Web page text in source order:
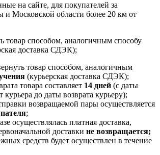
на сайте, для покупателей за
Московской области более 20 км от
товар способом, аналогичным способу
доставка СДЭК);
товар способом, аналогичным
(курьерская доставка СДЭК);
товара составляет 14 дней (с даты
курьера до даты возврата курьеру);
возвращаемой пары осуществляется
;
осуществлялась платная доставка,
доставки не возвращается;
средств будет осуществлен в течение